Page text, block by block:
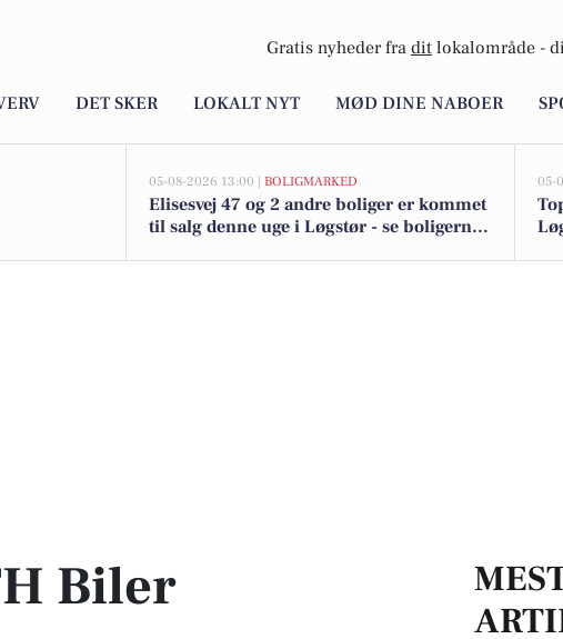
Gratis nyheder fra dit lokalområde -
DET SKER LOKALT NYT MØD DINE NABOER
05-08-2026 13:00 | BOLIGMARKED
Elisesvej 47 og 2 andre boliger er kommet
til salg denne uge i Løgstør - se boligerne
05-
Biler